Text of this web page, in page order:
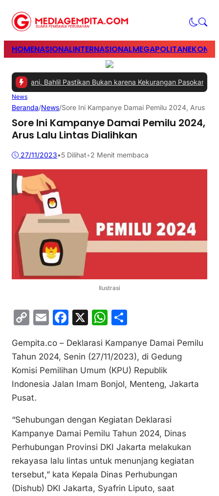
HOMENASIONALINTERNASIONALMEGAPOLITAN
Bahlil Pastikan Bukan karena Kekurangan Pasokan|#2 -
News
Beranda/News/Sore Ini Kampanye Damai Pemilu 2024, Arus
Sore Ini Kampanye Damai Pemilu 2024,
Arus Lalu Lintas Dialihkan
27/11/2023•5 Dilihat•2 Menit membaca
Ilustrasi
C
p
y
Li
n
k
E
ai
l
F
c
e
b
o
k
X
W
at
s
A
p
p
ar
e
Gempita.co – Deklarasi Kampanye Damai Pemilu
Tahun 2024, Senin (27/11/2023), di Gedung
Komisi Pemilihan Umum (KPU) Republik
Indonesia Jalan Imam Bonjol, Menteng, Jakarta
Pusat.
“Sehubungan dengan Kegiatan Deklarasi
Kampanye Damai Pemilu Tahun 2024, Dinas
Perhubungan Provinsi DKI Jakarta melakukan
rekayasa lalu lintas untuk menunjang kegiatan
tersebut,” kata Kepala Dinas Perhubungan
(Dishub) DKI Jakarta, Syafrin Liputo, saat